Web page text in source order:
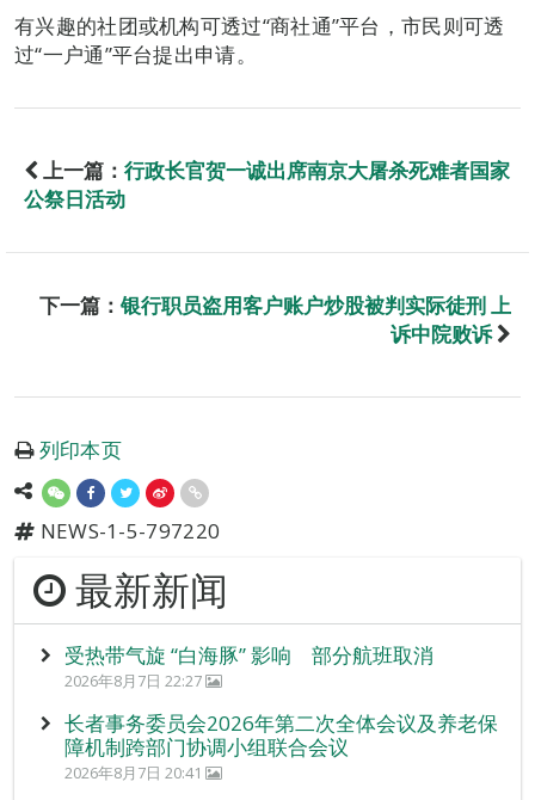
有兴趣的社团或机构可透过“商社通”平台，市民则可透
过“一户通”平台提出申请。
上一篇： 行政长官贺一诚出席南京大屠杀死难者国家
公祭日活动
下一篇： 银行职员盗用客户账户炒股被判实际徒刑 上
诉中院败诉
列印本页
NEWS-1-5-797220
最新新闻
受热带气旋 “白海豚” 影响 部分航班取消
2026年8月7日 22:27
长者事务委员会2026年第二次全体会议及养老保
障机制跨部门协调小组联合会议
2026年8月7日 20:41